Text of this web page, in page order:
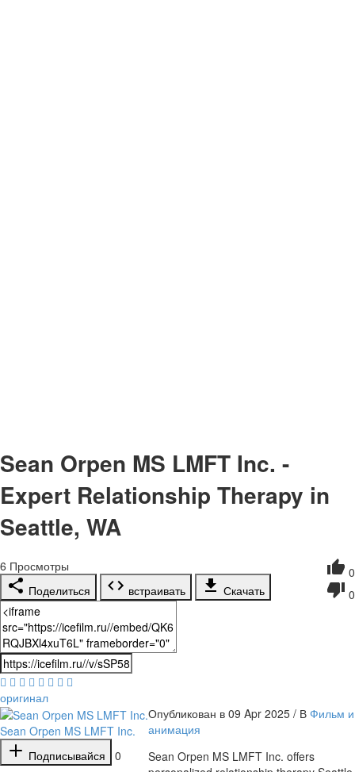
Sean Orpen MS LMFT Inc. -
Expert Relationship Therapy in
Seattle, WA
0
0
6 Просмотры
Поделиться
встраивать Скачать
оригинал
Sean Orpen MS LMFT Inc.
Подписывайся
0
Опубликован в 09 Apr 2025 / В Фильм и
анимация
⁣Sean Orpen MS LMFT Inc. offers